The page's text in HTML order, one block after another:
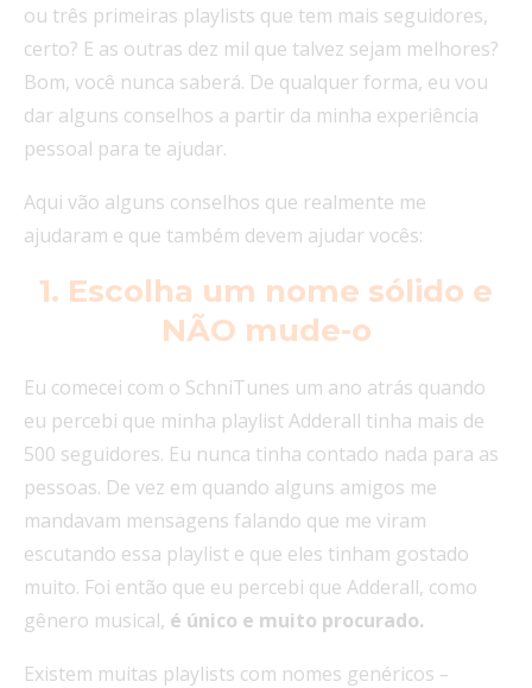
ou três primeiras playlists que tem mais seguidores,
certo? E as outras dez mil que talvez sejam melhores?
Bom, você nunca saberá. De qualquer forma, eu vou
dar alguns conselhos a partir da minha experiência
pessoal para te ajudar.
Aqui vão alguns conselhos que realmente me
ajudaram e que também devem ajudar vocês:
1. Escolha um nome sólido e
NÃO mude-o
Eu comecei com o SchniTunes um ano atrás quando
eu percebi que minha playlist Adderall tinha mais de
500 seguidores. Eu nunca tinha contado nada para as
pessoas. De vez em quando alguns amigos me
mandavam mensagens falando que me viram
escutando essa playlist e que eles tinham gostado
muito. Foi então que eu percebi que Adderall, como
gênero musical, é único e muito procurado.
Existem muitas playlists com nomes genéricos –